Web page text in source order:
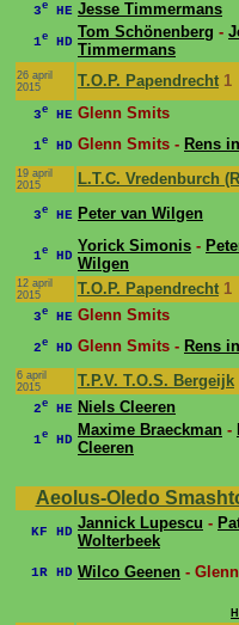
3e HE Jesse Timmermans
1e HD
Tom Schönenberg -
Timmermans
26 april
2015
T.O.P. Papendrecht 1
3e HE Glenn Smits
1e HD Glenn Smits - Rens
19 april
2015
L.T.C. Vredenburch
3e HE Peter van Wilgen
1e HD
Yorick Simonis -
Wilgen
12 april
2015
T.O.P. Papendrecht 1
3e HE Glenn Smits
2e HD Glenn Smits - Rens
6 april
2015
T.P.V. T.O.S. Bergeijk
2e HE Niels Cleeren
1e HD
Maxime Braeckman -
Cleeren
Aeolus-Oledo
KF HD Jannick Lupescu -
Wolterbeek
1R HD Wilco Geenen -